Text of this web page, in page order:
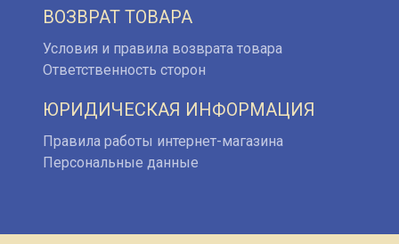
ВОЗВРАТ ТОВАРА
Условия и правила возврата товара
Ответственность сторон
ЮРИДИЧЕСКАЯ ИНФОРМАЦИЯ
Правила работы интернет-магазина
Персональные данные